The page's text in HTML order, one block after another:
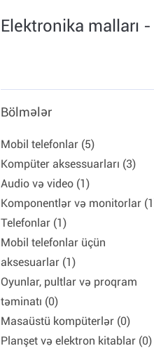
Elektronika malları
Bölmələr
Mobil telefonlar (5)
Kompüter aksessuarları (3)
Audio və video (1)
Komponentlər və monitorlar
Telefonlar (1)
Mobil telefonlar üçün
aksesuarlar (1)
Oyunlar, pultlar və proqram
təminatı (0)
Masaüstü kompüterlər (0)
Planşet və elektron kitablar (0)